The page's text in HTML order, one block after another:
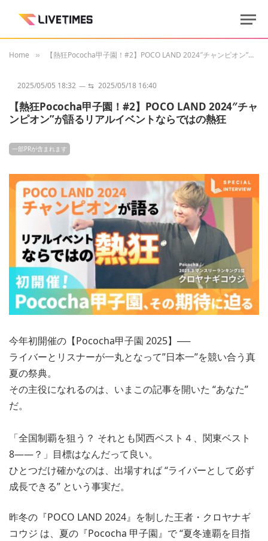
Home » 【熱狂Pococha甲子園！#2】POCO LAND 2024″チャンピオン”が語るリアルイベントならではの熱狂
2025/05/05 18:32 ⇆ 2025/05/18 16:40
【熱狂Pococha甲子園！#2】POCO LAND 2024″チャ
ンピオン”が語るリアルイベントならではの熱狂
一部PRが含まれます
今年初開催の【Pococha甲子園 2025】──
ライバーとリスナーが一丸となって”日本一”を競い合う真
夏の祭典。
その主役になれるのは、いまこの記事を開いた “あなた”
だ。
「全国制覇を狙う？ それとも関西ベスト４、関東ベスト
8――？」目標はなんだって良い。
ひとつだけ確かなのは、出場すれば “ライバーとして必ず
成長できる” という事実だ。
昨冬の『POCO LAND 2024』を制した王者・クロヤナギ
コウジ は、夏の『Pococha 甲子園』で “夏冬連覇を目指